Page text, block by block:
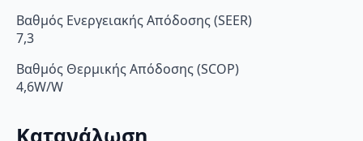
Βαθμός Ενεργειακής Απόδοσης (SEER)
7,3
Βαθμός Θερμικής Απόδοσης (SCOP)
4,6W/W
Κατανάλωση